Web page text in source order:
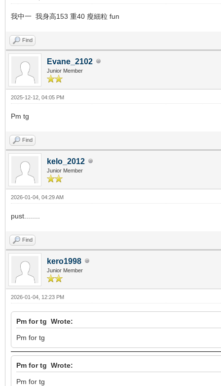
我中一 我身高153 重40 瘦細粒 fun
Find
Evane_2102
Junior Member
2025-12-12, 04:05 PM
Pm tg
Find
kelo_2012
Junior Member
2026-01-04, 04:29 AM
pust........
Find
kero1998
Junior Member
2026-01-04, 12:23 PM
Pm for tg Wrote:
Pm for tg
Pm for tg Wrote:
Pm for tg